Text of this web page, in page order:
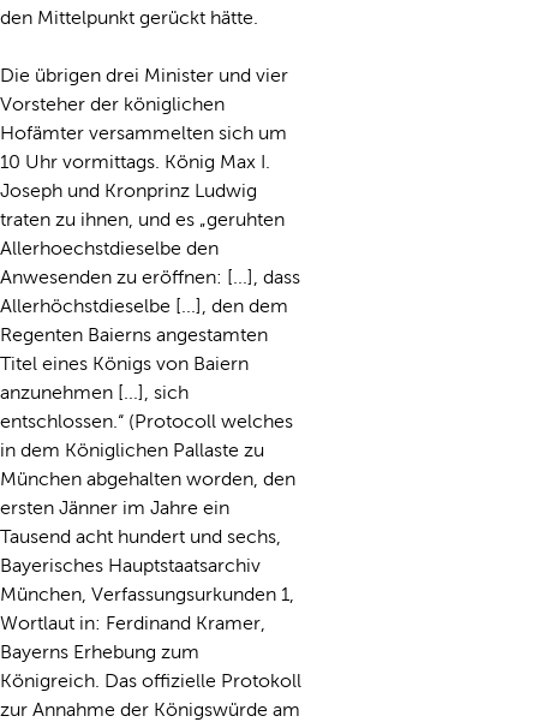
den Mittelpunkt gerückt hätte.
Die übrigen drei Minister und vier
Vorsteher der königlichen
Hofämter versammelten sich um
10 Uhr vormittags. König Max I.
Joseph und Kronprinz Ludwig
traten zu ihnen, und es „geruhten
Allerhoechstdieselbe den
Anwesenden zu eröffnen: [...], dass
Allerhöchstdieselbe [...], den dem
Regenten Baierns angestamten
Titel eines Königs von Baiern
anzunehmen [...], sich
entschlossen.“ (Protocoll welches
in dem Königlichen Pallaste zu
München abgehalten worden, den
ersten Jänner im Jahre ein
Tausend acht hundert und sechs,
Bayerisches Hauptstaatsarchiv
München, Verfassungsurkunden 1,
Wortlaut in: Ferdinand Kramer,
Bayerns Erhebung zum
Königreich. Das offizielle Protokoll
zur Annahme der Königswürde am